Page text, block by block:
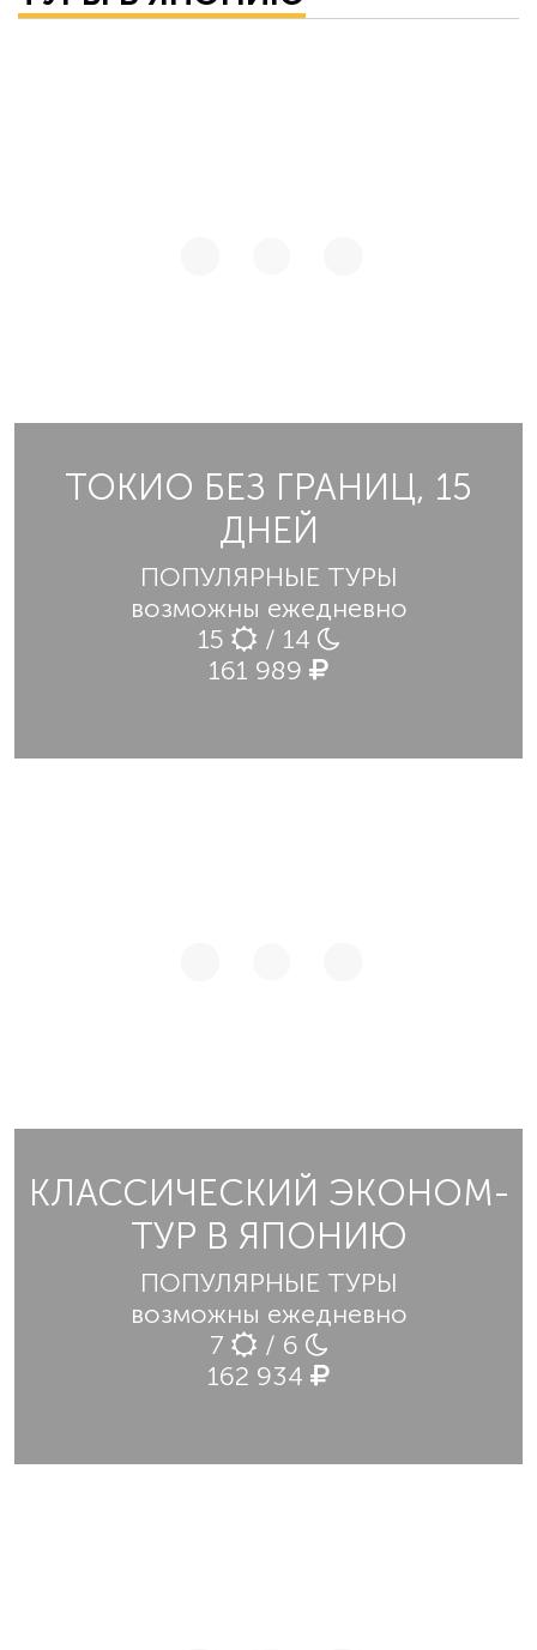
ТОКИО БЕЗ ГРАНИЦ, 15
ДНЕЙ
ПОПУЛЯРНЫЕ ТУРЫ
возможны ежедневно
15
/ 14
161 989
КЛАССИЧЕСКИЙ ЭКОНОМ-
ТУР В ЯПОНИЮ
ПОПУЛЯРНЫЕ ТУРЫ
возможны ежедневно
7
/ 6
162 934